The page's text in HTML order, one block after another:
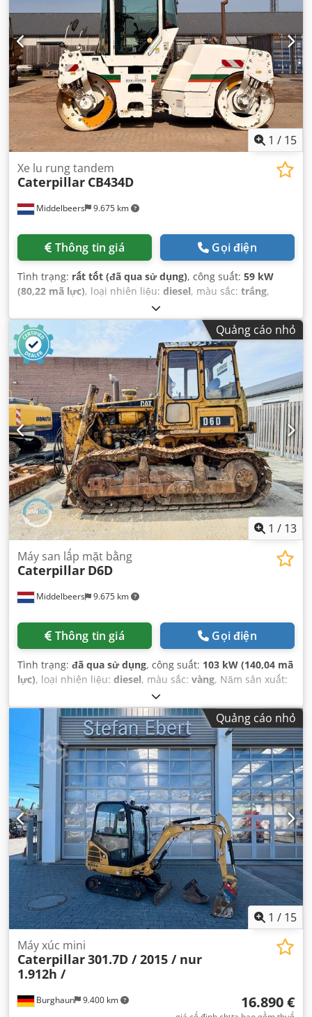
1 / 15
Middelbeers 9.675 km
Xe lu rung tandem
Caterpillar CB434D
Thông tin giá Gọi điện
Tình trạng: rất tốt (đã qua sử dụng), công suất: 59 kW
(80,22 mã lực), loại nhiên liệu: diesel, màu sắc: trắng,
, Năm sản xuất:
động:3.310 h,
Quảng cáo nhỏ
1 / 13
Middelbeers 9.675 km
Máy san lấp mặt bằng
Caterpillar D6D
Thông tin giá Gọi điện
Tình trạng: đã qua sử dụng, công suất: 103 kW (140,04 mã
lực), loại nhiên liệu: diesel, màu sắc: vàng, Năm sản xuất:
Quảng cáo nhỏ
1 / 15
Burghaun 9.400 km
Máy xúc mini
Caterpillar301.7D / 2015 / nur
1.912h /
16.890 €